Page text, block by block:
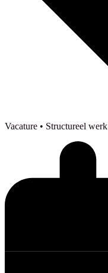
Vacature • Structureel werk